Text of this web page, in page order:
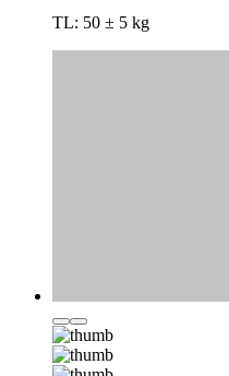
TL: 50 ± 5 kg